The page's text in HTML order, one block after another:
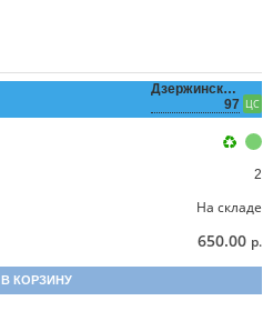
Дзержинского,
97 ЦС
2
На складе
650.00 р.
В КОРЗИНУ